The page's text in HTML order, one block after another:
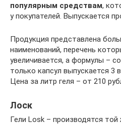
популярным средствам,
у покупателей. Выпускается
Продукция представлена
наименований, перечень
увеличивается, а формулы –
только капсул выпускается 3
Цена за литр геля – от 210
Лоск
Гели Losk – производятся